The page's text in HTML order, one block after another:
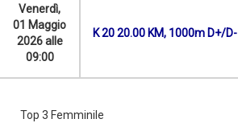
Venerdì,
01 Maggio
2026 alle
09:00
K 20 20.00 KM, 1000m D+/D-
Top 3 Femminile